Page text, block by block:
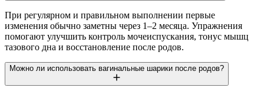
При регулярном и правильном выполнении первые
изменения обычно заметны через 1–2 месяца. Упражнения
помогают улучшить контроль мочеиспускания, тонус мышц
тазового дна и восстановление после родов.
Можно ли использовать вагинальные шарики после родов?